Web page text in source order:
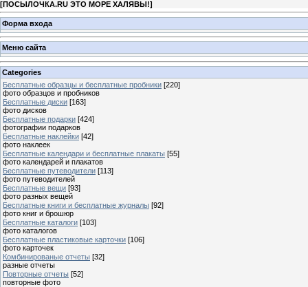
[ПОСЫЛОЧКА.RU ЭТО МОРЕ ХАЛЯВЫ!]
Форма входа
Меню сайта
Categories
Бесплатные образцы и бесплатные пробники [220]
фото образцов и пробников
Бесплатные диски [163]
фото дисков
Бесплатные подарки [424]
фотографии подарков
Бесплатные наклейки [42]
фото наклеек
Бесплатные календари и бесплатные плакаты [55]
фото календарей и плакатов
Бесплатные путеводители [113]
фото путеводителей
Бесплатные вещи [93]
фото разных вещей
Бесплатные книги и бесплатные журналы [92]
фото книг и брошюр
Бесплатные каталоги [103]
фото каталогов
Бесплатные пластиковые карточки [106]
фото карточек
Комбинированые отчеты [32]
разные отчеты
Повторные отчеты [52]
повторные фото